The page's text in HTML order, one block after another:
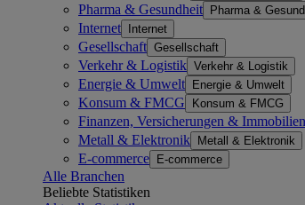
Pharma & Gesundheit Pharma &
Internet Internet
Gesellschaft Gesellschaft
Verkehr & Logistik Verkehr & Logistik
Energie & Umwelt Energie & Umwelt
Konsum & FMCG Konsum & FMCG
Finanzen, Versicherungen & Immobilien
Metall & Elektronik Metall & Elektronik
E-commerce E-commerce
Alle Branchen
Beliebte Statistiken